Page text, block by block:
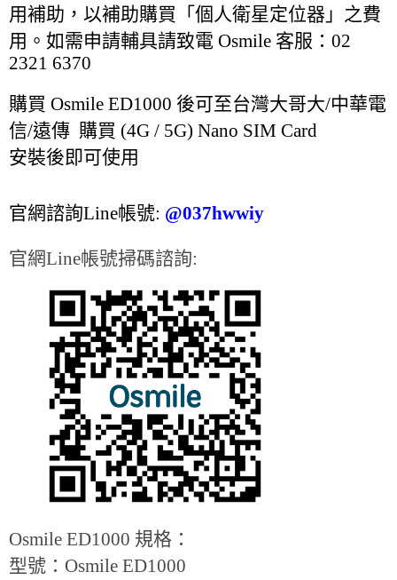
用補助，以補助購買「個人衛星定位器」之費
用。 如需申請輔具請致電 Osmile 客服： 02
2321 6370
購買 Osmile ED1000 後可至台灣大哥大/中華電
信/遠傳 購買 (4G / 5G) Nano SIM Card
安裝後即可使用
官網諮詢Line帳號: @037hwwiy
官網Line帳號掃碼諮詢:
Osmile ED1000 規格：
型號： Osmile ED1000